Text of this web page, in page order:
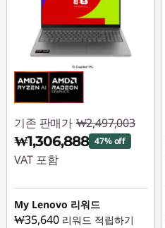
기존 판매가 ₩2,497,003
₩1,306,888 47% off
VAT 포함
즉시 할인: :-
₩1,190,115
My Lenovo 리워드
₩35,640 리워드 적립하기